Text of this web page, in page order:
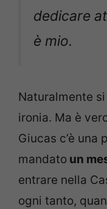
dedicare
è mio.
Naturalmente
ironia. Ma è
Giucas c’è una
mandato un
entrare nella
ogni tanto,